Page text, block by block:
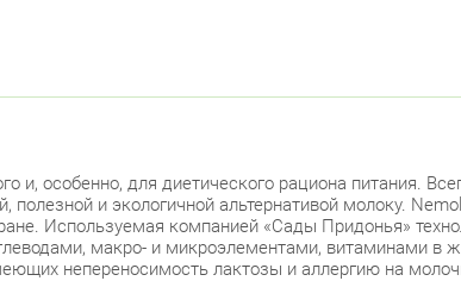
и, особенно, для диетического рациона питания.
полезной и экологичной альтернативой молоку.
Используемая компанией «Сады Придонья»
макро- и микроэлементами, витаминами в
непереносимость лактозы и аллергию на